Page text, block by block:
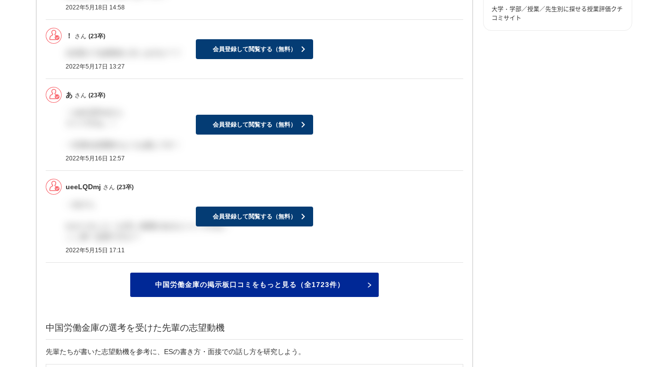
2022年5月18日 14:58
！ さん (23卒)
2022年5月17日 13:27
会員登録して閲覧する（無料）
あ さん (23卒)
2022年5月16日 12:57
会員登録して閲覧する（無料）
ueeLQDmj さん (23卒)
わかりました！お互い進展があるといいですね！
2022年5月15日 17:11
会員登録して閲覧する（無料）
中国労働金庫の掲示板口コミをもっと見る（全1723件）
中国労働金庫の選考を受けた先輩の志望動機
先輩たちが書いた志望動機を参考に、ESの書き方・面接での話し方を研究しよう。
大学・学部／授業／先生別に探せる授業評価クチ
コミサイト